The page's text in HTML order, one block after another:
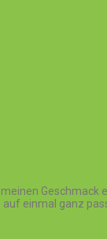
Geschmack
einmal ganz